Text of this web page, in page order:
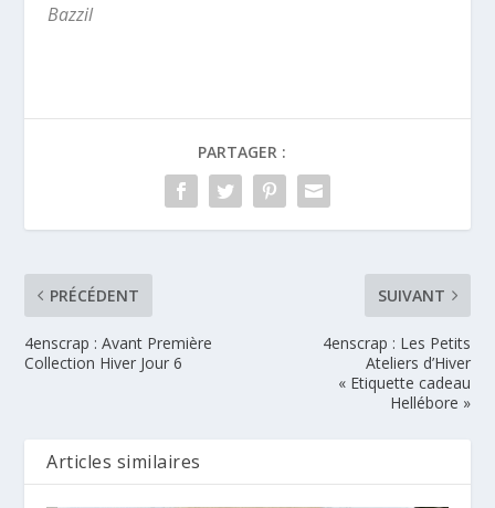
Bazzil
PARTAGER :
PRÉCÉDENT
4enscrap : Avant Première
Collection Hiver Jour 6
SUIVANT
4enscrap : Les Petits
Ateliers d’Hiver
« Etiquette cadeau
Hellébore »
Articles similaires